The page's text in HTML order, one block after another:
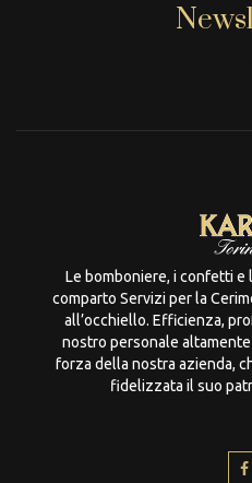
Le bomboniere, i confetti e
comparto Servizi per la
all’occhiello. Efficienza,
nostro personale
forza della nostra azienda,
fidelizzata il suo